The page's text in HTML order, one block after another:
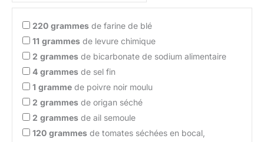
220 grammes de farine de blé
11 grammes de levure chimique
2 grammes de bicarbonate de sodium alimentaire
4 grammes de sel fin
1 gramme de poivre noir moulu
2 grammes de origan séché
2 grammes de ail semoule
120 grammes de tomates séchées en bocal,